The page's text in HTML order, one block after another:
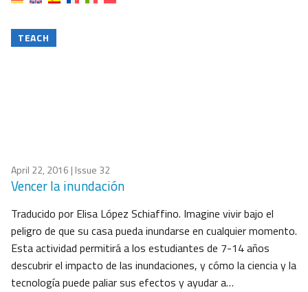
TEACH
April 22, 2016 | Issue 32
Vencer la inundación
Traducido por Elisa López Schiaffino. Imagine vivir bajo el
peligro de que su casa pueda inundarse en cualquier momento.
Esta actividad permitirá a los estudiantes de 7-14 años
descubrir el impacto de las inundaciones, y cómo la ciencia y la
tecnología puede paliar sus efectos y ayudar a…